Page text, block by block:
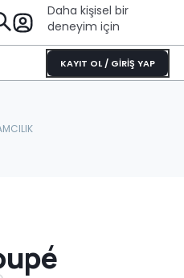
Daha kişisel bir
deneyim için
KAYIT OL / GİRİŞ YAP